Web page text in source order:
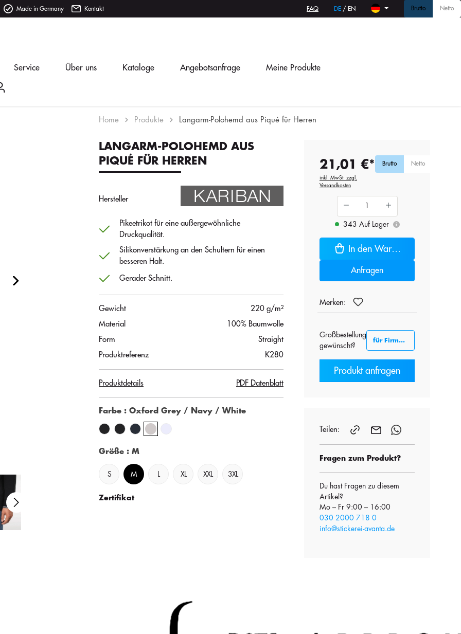
Made in Germany Kontakt FAQ DE / EN Brutto Netto
Service Über uns Kataloge Angebotsanfrage Meine Produkte
Home Produkte Langarm-Polohemd aus Piqué für Herren
LANGARM-POLOHEMD AUS
PIQUÉ FÜR HERREN
Hersteller
Pikeetrikot für eine außergewöhnliche
Druckqualität.
Silikonverstärkung an den Schultern für einen
besseren Halt.
Gerader Schnitt.
Gewicht
220 g/m²
Material
100% Baumwolle
Form
Straight
Produktreferenz
K280
Produktdetails PDF Datenblatt
Farbe : Oxford Grey / Navy / White
Größe : M
S M XL XXL 3XL
Zertifikat
21,01 €*
inkl. MwSt. zzgl.
Versandkosten
Brutto Netto
343 Auf Lager i
In den Warenkorb
Anfragen
Merken:
Großbestellung
gewünscht?
für Firmenkunden B2B
Produkt anfragen
Teilen:
Fragen zum Produkt?
Du hast Fragen zu diesem
Artikel?
Mo – Fr 9:00 – 16:00
030 2000 718 0
info@stickerei-avanta.de